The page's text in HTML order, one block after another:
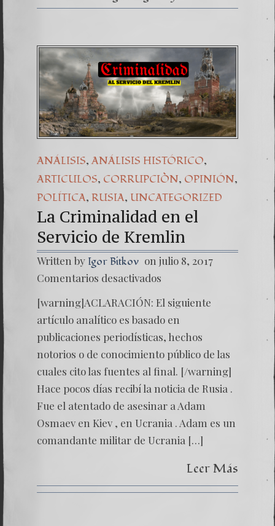
ANÁLISIS, ANÁLISIS HISTÓRICO,
ARTICULOS, CORRUPCIÒN, OPINIÓN,
POLÍTICA, RUSIA, UNCATEGORIZED
La Criminalidad en el
Servicio de Kremlin
Written by Igor Bitkov on julio 8, 2017
Comentarios desactivados
Servicio
[warning]ACLARACIÓN: El siguiente
artículo analítico es basado en
publicaciones periodísticas, hechos
notorios o de conocimiento público de las
cuales cito las fuentes al final. [/warning]
Hace pocos días recibí la noticia de Rusia .
Fue el atentado de asesinar a Adam
Osmaev en Kiev , en Ucrania . Adam es un
comandante militar de Ucrania […]
Leer Más